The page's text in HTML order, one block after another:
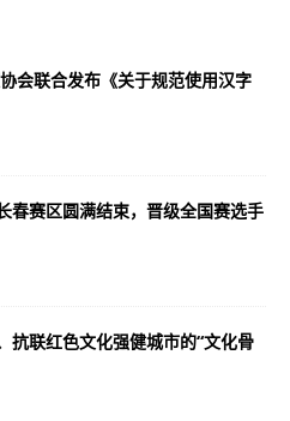
会联合发布《关于规范使用汉字
春赛区圆满结束，晋级全国赛选手
抗联红色文化强健城市的“文化骨